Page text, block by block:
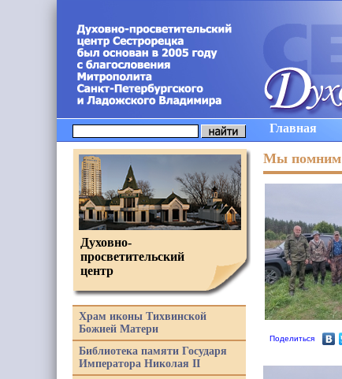
Главная
Мы помним
Поделиться
Духовно-
просветительский
центр
Храм иконы Тихвинской
Божией Матери
Библиотека памяти Государя
Императора Николая II